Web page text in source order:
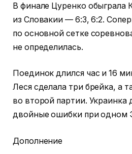
В финале Цуренко обыграла
из Словакии — 6:3, 6:2.
по основной сетке
не определилась.
Поединок длился час и 16
Леся сделала три брейка, а
во второй партии. Украинка
двойные ошибки при одном
Дополнение